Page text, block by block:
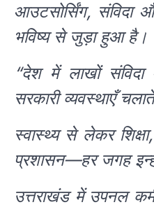
आउटसोर्सिंग, संविदा
भविष्य से जुड़ा हुआ है।
“देश में लाखों संविदा
सरकारी व्यवस्थाएँ
स्वास्थ्य से लेकर
प्रशासन—हर जगह
उत्तराखंड में उपनल